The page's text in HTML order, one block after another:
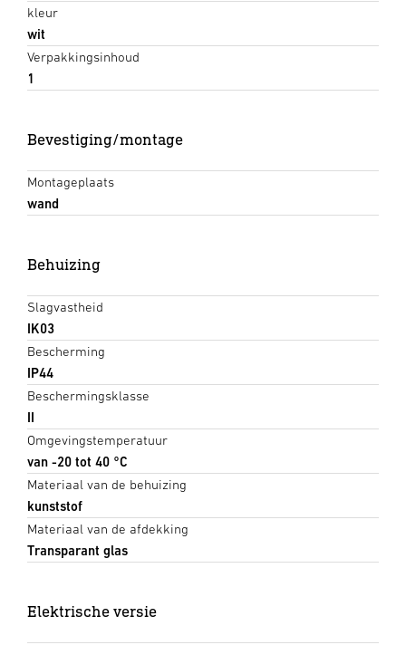
kleur
wit
Verpakkingsinhoud
1
Bevestiging/montage
Montageplaats
wand
Behuizing
Slagvastheid
IK03
Bescherming
IP44
Beschermingsklasse
Omgevingstemperatuur
van -20 tot 40 °C
Materiaal van de behuizing
kunststof
Materiaal van de afdekking
Transparant glas
Elektrische versie